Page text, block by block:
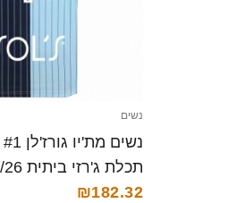
נשים
קצרה
₪182.32